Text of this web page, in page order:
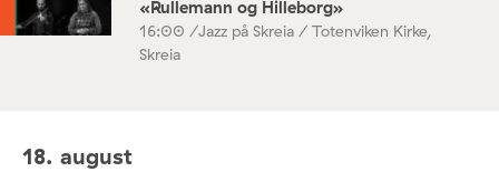
«Rullemann og Hilleborg»
16:00 /Jazz på Skreia / Totenviken Kirke,
Skreia
18. august